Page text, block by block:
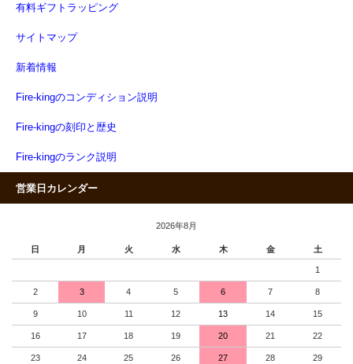
有料ギフトラッピング
サイトマップ
新着情報
Fire-kingのコンディション説明
Fire-kingの刻印と歴史
Fire-kingのランク説明
営業日カレンダー
2026年8月
日 月 火 水 木 金 土
1
2 3 4 5 6 7 8
9 10 11 12 13 14 15
16 17 18 19 20 21 22
23 24 25 26 27 28 29